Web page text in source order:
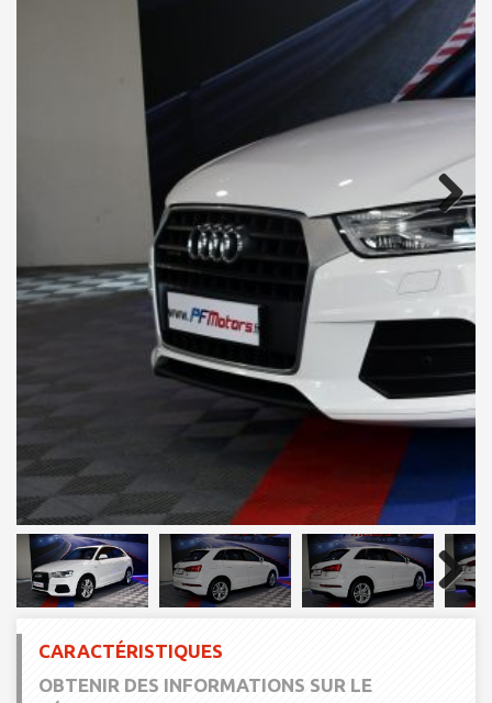
Next
Next
CARACTÉRISTIQUES
OBTENIR DES INFORMATIONS SUR LE